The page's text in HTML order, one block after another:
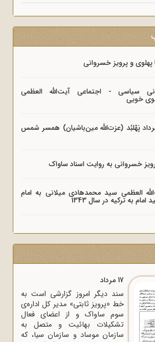
پهلوی و پرویز خسروانی
سیاسی - اجتماعی آیت‌الله العظمی
خویی
پَهْلبُد (عزت‌الله مین‌باشیان) همسر شمس
خسروانی به روایت اسناد ساواک
العظمی سید محمدهادی میلانی به امام
به ترکیه در سال 1343
17 مرداد
سند دیگر امروز گزارشی است به
خط «پرویز ثابتی» مدیر کل اداره‌ی
سوم ساواک و از اعضای فعال
تشکیلات بهائیت و متصل به
سازمان موساد و سازمان سیا، که